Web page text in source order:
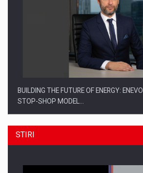
BUILDING THE FUTURE OF ENERGY:
STOP-SHOP MODEL…
STIRI